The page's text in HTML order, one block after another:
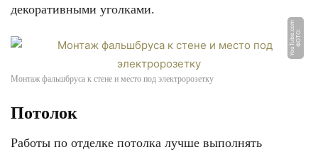
декоративными уголками.
Ф
О
Т
О:
Y
o
u
T
u
b
e.
c
o
m
Монтаж фальшбруса к стене и место под электророзетку
Потолок
Работы по отделке потолка лучше выполнять